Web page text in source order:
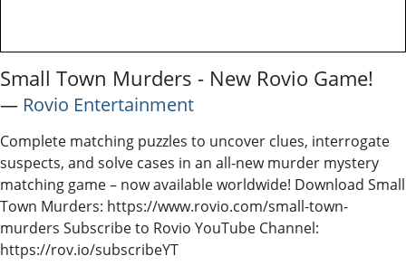
Small Town Murders - New Rovio Game!
― Rovio Entertainment
Complete matching puzzles to uncover clues, interrogate
suspects, and solve cases in an all-new murder mystery
matching game – now available worldwide! Download Small
Town Murders: https://www.rovio.com/small-town-
murders Subscribe to Rovio YouTube Channel:
https://rov.io/subscribeYT